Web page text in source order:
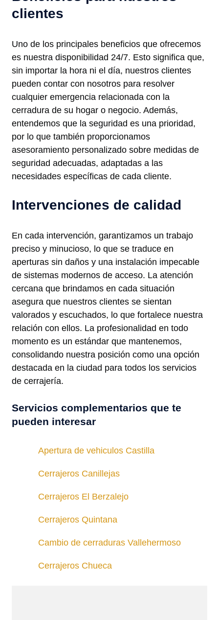
clientes
Uno de los principales beneficios que ofrecemos
es nuestra disponibilidad 24/7. Esto significa que,
sin importar la hora ni el día, nuestros clientes
pueden contar con nosotros para resolver
cualquier emergencia relacionada con la
cerradura de su hogar o negocio. Además,
entendemos que la seguridad es una prioridad,
por lo que también proporcionamos
asesoramiento personalizado sobre medidas de
seguridad adecuadas, adaptadas a las
necesidades específicas de cada cliente.
Intervenciones de calidad
En cada intervención, garantizamos un trabajo
preciso y minucioso, lo que se traduce en
aperturas sin daños y una instalación impecable
de sistemas modernos de acceso. La atención
cercana que brindamos en cada situación
asegura que nuestros clientes se sientan
valorados y escuchados, lo que fortalece nuestra
relación con ellos. La profesionalidad en todo
momento es un estándar que mantenemos,
consolidando nuestra posición como una opción
destacada en la ciudad para todos los servicios
de cerrajería.
Servicios complementarios que te
pueden interesar
Apertura de vehiculos Castilla
Cerrajeros Canillejas
Cerrajeros El Berzalejo
Cerrajeros Quintana
Cambio de cerraduras Vallehermoso
Cerrajeros Chueca